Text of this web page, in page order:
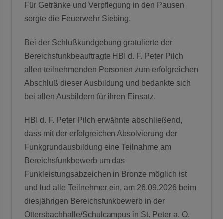
Für Getränke und Verpflegung in den Pausen
sorgte die Feuerwehr Siebing.
Bei der Schlußkundgebung gratulierte der
Bereichsfunkbeauftragte HBI d. F. Peter Pilch
allen teilnehmenden Personen zum erfolgreichen
Abschluß dieser Ausbildung und bedankte sich
bei allen Ausbildern für ihren Einsatz.
HBI d. F. Peter Pilch erwähnte abschließend,
dass mit der erfolgreichen Absolvierung der
Funkgrundausbildung eine Teilnahme am
Bereichsfunkbewerb um das
Funkleistungsabzeichen in Bronze möglich ist
und lud alle Teilnehmer ein, am 26.09.2026 beim
diesjährigen Bereichsfunkbewerb in der
Ottersbachhalle/Schulcampus in St. Peter a. O.